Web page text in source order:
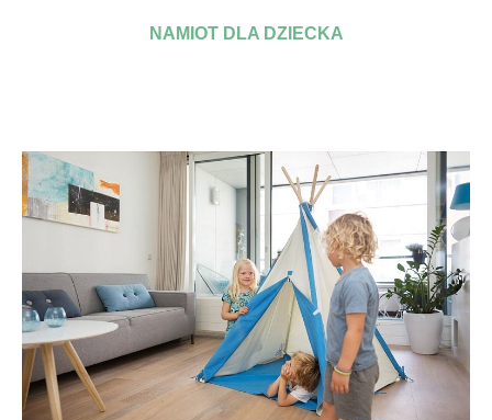
NAMIOT DLA DZIECKA